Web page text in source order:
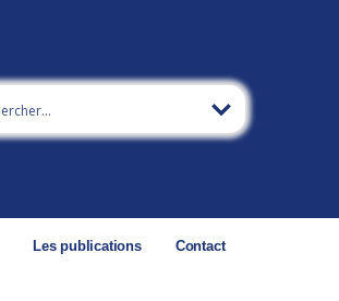
Les publications Contact